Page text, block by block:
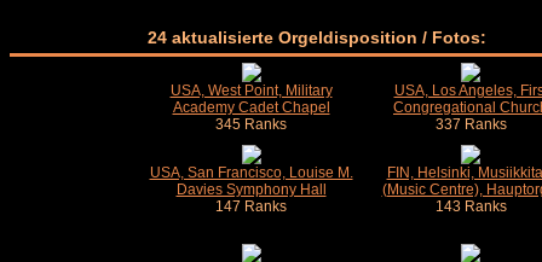
24 aktualisierte Orgeldisposition / Fotos:
USA, West Point, Military
Academy Cadet Chapel
345 Ranks
USA, Los Angeles,
Congregational
337 Ranks
USA, San Francisco, Louise M.
Davies Symphony Hall
147 Ranks
FIN, Helsinki,
(Music Centre),
143 Ranks